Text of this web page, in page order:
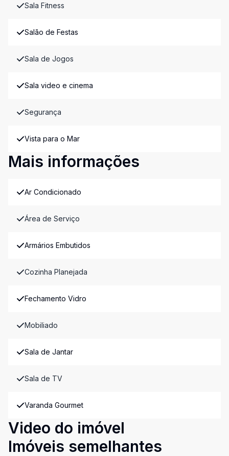
Sala Fitness
Salão de Festas
Sala de Jogos
Sala video e cinema
Segurança
Vista para o Mar
Mais informações
Ar Condicionado
Área de Serviço
Armários Embutidos
Cozinha Planejada
Fechamento Vidro
Mobiliado
Sala de Jantar
Sala de TV
Varanda Gourmet
Video do imóvel
Imóveis semelhantes